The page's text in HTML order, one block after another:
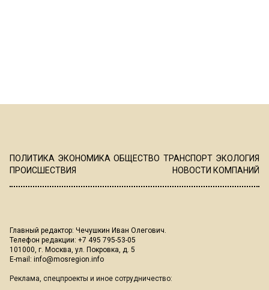
ПОЛИТИКА ЭКОНОМИКА ОБЩЕСТВО ТРАНСПОРТ ЭКОЛОГИЯ
ПРОИСШЕСТВИЯ
НОВОСТИ КОМПАНИЙ
Главный редактор: Чечушкин Иван Олегович.
Телефон редакции: +7 495 795-53-05
101000, г. Москва, ул. Покровка, д. 5
E-mail: info@mosregion.info
Реклама, спецпроекты и иное сотрудничество: